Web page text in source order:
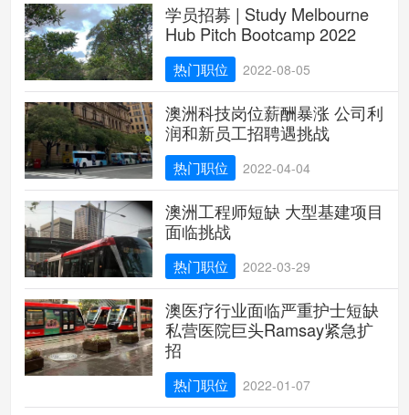
学员招募 | Study Melbourne
Hub Pitch Bootcamp 2022
热门职位 2022-08-05
澳洲科技岗位薪酬暴涨 公司利
润和新员工招聘遇挑战
热门职位 2022-04-04
澳洲工程师短缺 大型基建项目
面临挑战
热门职位 2022-03-29
澳医疗行业面临严重护士短缺
私营医院巨头Ramsay紧急扩
招
热门职位 2022-01-07